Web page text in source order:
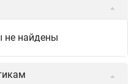
не найдены